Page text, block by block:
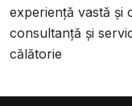
experiență vastă și
consultanță și
călătorie